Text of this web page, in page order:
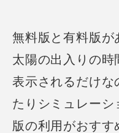
無料版と有料版が
太陽の出入りの時
表示されるだけな
たりシミュレーシ
版の利用がおすす